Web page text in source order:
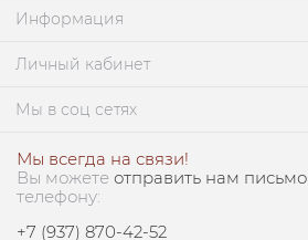
Информация
Личный кабинет
Мы в соц сетях
Мы всегда на связи!
Вы можете отправить нам письмо
телефону:
+7 (937) 870-42-52